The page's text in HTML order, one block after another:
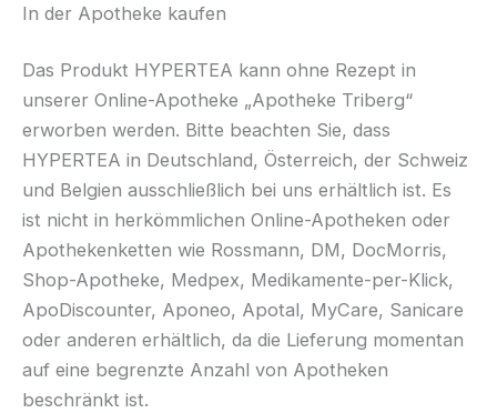
In der Apotheke kaufen
Das Produkt HYPERTEA kann ohne Rezept in
unserer Online-Apotheke „Apotheke Triberg“
erworben werden. Bitte beachten Sie, dass
HYPERTEA in Deutschland, Österreich, der Schweiz
und Belgien ausschließlich bei uns erhältlich ist. Es
ist nicht in herkömmlichen Online-Apotheken oder
Apothekenketten wie Rossmann, DM, DocMorris,
Shop-Apotheke, Medpex, Medikamente-per-Klick,
ApoDiscounter, Aponeo, Apotal, MyCare, Sanicare
oder anderen erhältlich, da die Lieferung momentan
auf eine begrenzte Anzahl von Apotheken
beschränkt ist.